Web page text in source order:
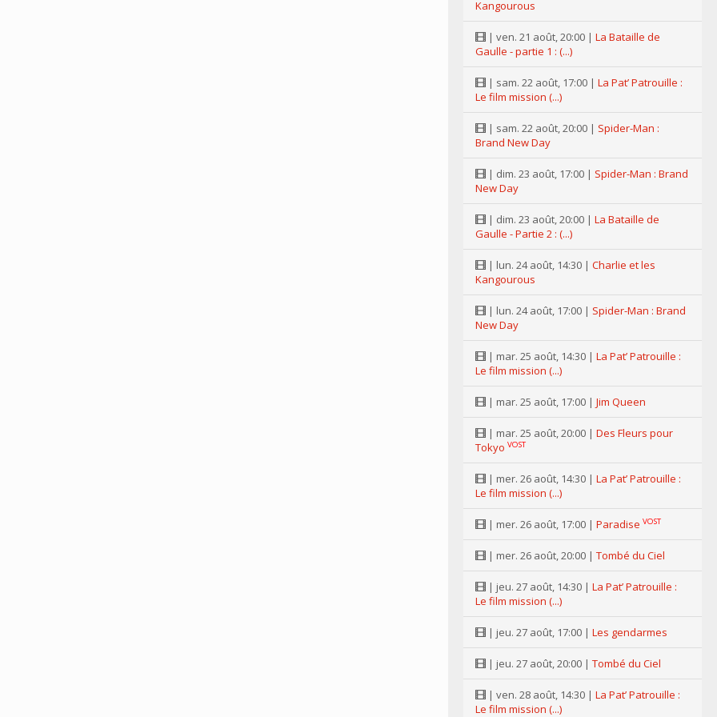
Kangourous
| ven. 21 août, 20:00 | La Bataille de
Gaulle - partie 1 : (...)
| sam. 22 août, 17:00 | La Pat’ Patrouille :
Le film mission (...)
| sam. 22 août, 20:00 | Spider-Man :
Brand New Day
| dim. 23 août, 17:00 | Spider-Man : Brand
New Day
| dim. 23 août, 20:00 | La Bataille de
Gaulle - Partie 2 : (...)
| lun. 24 août, 14:30 | Charlie et les
Kangourous
| lun. 24 août, 17:00 | Spider-Man : Brand
New Day
| mar. 25 août, 14:30 | La Pat’ Patrouille :
Le film mission (...)
| mar. 25 août, 17:00 | Jim Queen
| mar. 25 août, 20:00 | Des Fleurs pour
Tokyo VOST
| mer. 26 août, 14:30 | La Pat’ Patrouille :
Le film mission (...)
| mer. 26 août, 17:00 | Paradise VOST
| mer. 26 août, 20:00 | Tombé du Ciel
| jeu. 27 août, 14:30 | La Pat’ Patrouille :
Le film mission (...)
| jeu. 27 août, 17:00 | Les gendarmes
| jeu. 27 août, 20:00 | Tombé du Ciel
| ven. 28 août, 14:30 | La Pat’ Patrouille :
Le film mission (...)